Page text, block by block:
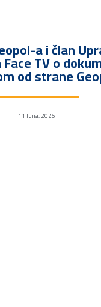
a i član
TV o
od strane
11 Juna, 2026